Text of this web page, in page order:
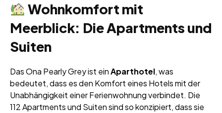
Wohnkomfort mit
Meerblick: Die Apartments und
Suiten
Das Ona Pearly Grey ist einAparthotel, was
bedeutet, dass es den Komfort eines Hotels mit der
Unabhängigkeit einer Ferienwohnung verbindet. Die
112 Apartments und Suiten sind so konzipiert, dass sie